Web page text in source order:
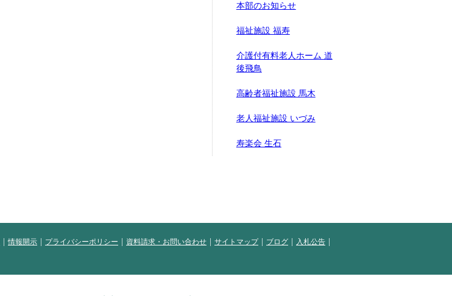
本部のお知らせ
福祉施設 福寿
介護付有料老人ホーム 道
後飛鳥
高齢者福祉施設 馬木
老人福祉施設 いづみ
寿楽会 生石
情報開示 プライバシーポリシー 資料請求・お問い合わせ サイトマップ ブログ
入札公告